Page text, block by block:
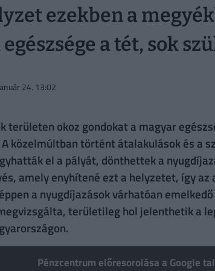
ezekben a
a tét, sok
24. 13:02
területen okoz gondokat a magyar
közelmúltban történt átalakulások és a
el a pályát, dönthettek a
amely enyhítené ezt a helyzetet, így az
a nyugdíjazások várhatóan
területileg hol jelenthetik a
Pénzcentrum előresorolása a Google